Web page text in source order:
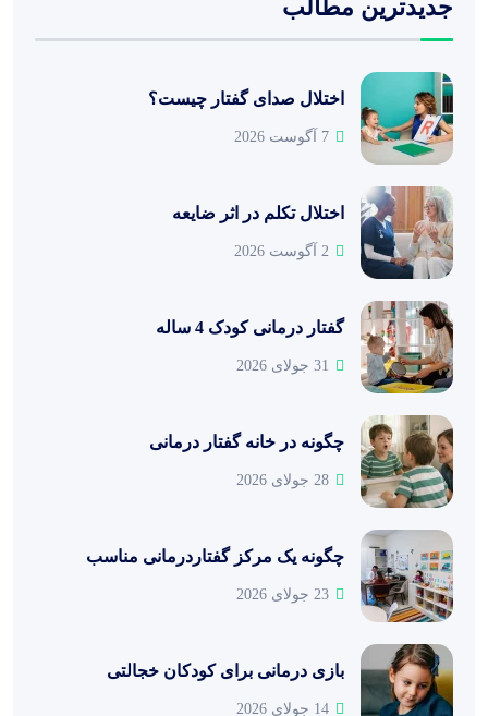
جدیدترین مطالب
اختلال صدای گفتار چیست؟
7 آگوست 2026
اختلال تکلم در اثر ضایعه
2 آگوست 2026
گفتار درمانی کودک 4 ساله
31 جولای 2026
چگونه در خانه گفتار درمانی
28 جولای 2026
چگونه یک مرکز گفتاردرمانی مناسب
23 جولای 2026
بازی درمانی برای کودکان خجالتی
14 جولای 2026